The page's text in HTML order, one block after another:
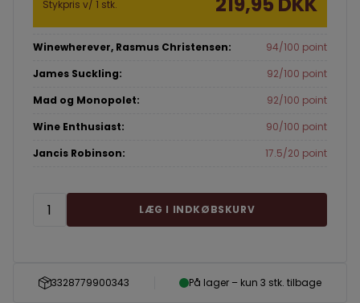
3328779900343 På lager – kun 3 stk. tilbage
Stykpris v/ 1 stk.
Winewherever, Rasmus Christensen:
94/100 point
James Suckling:
92/100 point
Mad og Monopolet:
92/100 point
Wine Enthusiast:
90/100 point
Jancis Robinson:
17.5/20 point
LÆG I INDKØBSKURV